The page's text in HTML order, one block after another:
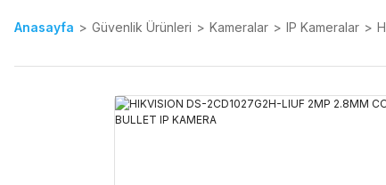
Anasayfa Güvenlik Ürünleri Kameralar IP Kameralar